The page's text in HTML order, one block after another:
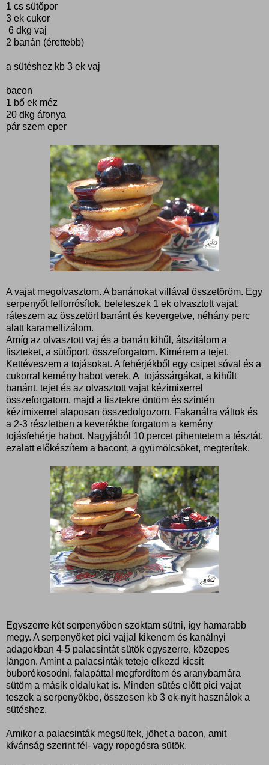
1 cs sütőpor
3 ek cukor
6 dkg vaj
2 banán (érettebb)
a sütéshez kb 3 ek vaj
bacon
1 bő ek méz
20 dkg áfonya
pár szem eper
A vajat megolvasztom. A banánokat villával összetöröm. Egy
serpenyőt felforrósítok, beleteszek 1 ek olvasztott vajat,
ráteszem az összetört banánt és kevergetve, néhány perc
alatt karamellizálom.
Amíg az olvasztott vaj és a banán kihűl, átszitálom a
liszteket, a sütőport, összeforgatom. Kimérem a tejet.
Kettéveszem a tojásokat. A fehérjékből egy csipet sóval és a
cukorral kemény habot verek. A tojássárgákat, a kihűlt
banánt, tejet és az olvasztott vajat kézimixerrel
összeforgatom, majd a lisztekre öntöm és szintén
kézimixerrel alaposan összedolgozom. Fakanálra váltok és
a 2-3 részletben a keverékbe forgatom a kemény
tojásfehérje habot. Nagyjából 10 percet pihentetem a tésztát,
ezalatt előkészítem a bacont, a gyümölcsöket, megterítek.
Egyszerre két serpenyőben szoktam sütni, így hamarabb
megy. A serpenyőket pici vajjal kikenem és kanálnyi
adagokban 4-5 palacsintát sütök egyszerre, közepes
lángon. Amint a palacsinták teteje elkezd kicsit
buborékosodni, falapáttal megfordítom és aranybarnára
sütöm a másik oldalukat is. Minden sütés előtt pici vajat
teszek a serpenyőkbe, összesen kb 3 ek-nyit használok a
sütéshez.
Amikor a palacsinták megsültek, jöhet a bacon, amit
kívánság szerint fél- vagy ropogósra sütök.